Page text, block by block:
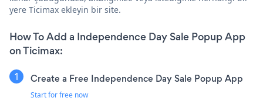
yere Ticimax ekleyin bir site.
How To Add a Independence Day Sale Popup App
on Ticimax:
Create a Free Independence Day Sale Popup App
Start for free now